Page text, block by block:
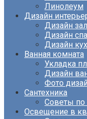
Линолеум
Дизайн
Дизайн
Дизайн
Дизайн
Ванная комната
Укладка
Дизайн
Фото
Сантехника
Советы по
Освещение в